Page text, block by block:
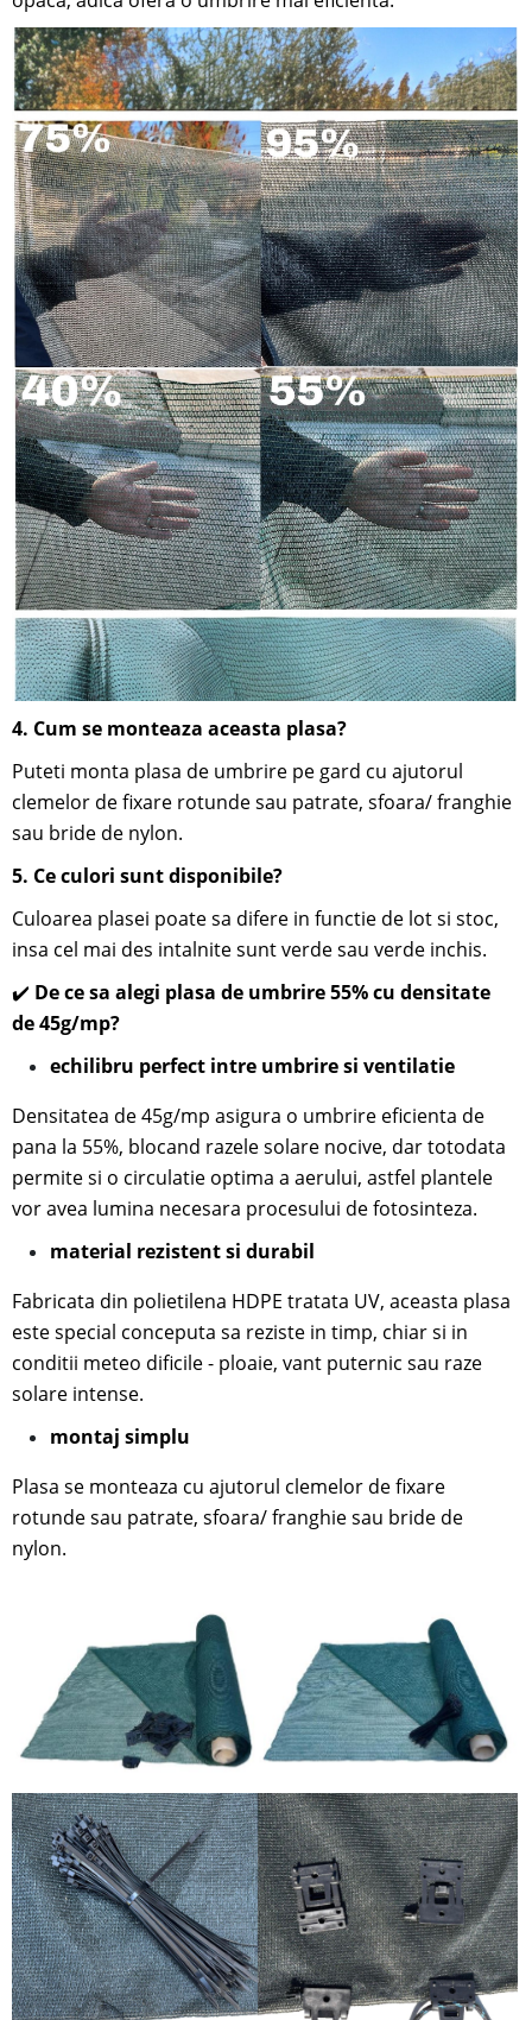
4. Cum se monteaza aceasta plasa?
Puteti monta plasa de umbrire pe gard cu ajutorul
clemelor de fixare rotunde sau patrate, sfoara/ franghie
sau bride de nylon.
5. Ce culori sunt disponibile?
Culoarea plasei poate sa difere in functie de lot si stoc,
insa cel mai des intalnite sunt verde sau verde inchis.
✔️ De ce sa alegi plasa de umbrire 55% cu densitate
de 45g/mp?
echilibru perfect intre umbrire si ventilatie
Densitatea de 45g/mp asigura o umbrire eficienta de
pana la 55%, blocand razele solare nocive, dar totodata
permite si o circulatie optima a aerului, astfel plantele
vor avea lumina necesara procesului de fotosinteza.
material rezistent si durabil
Fabricata din polietilena HDPE tratata UV, aceasta plasa
este special conceputa sa reziste in timp, chiar si in
conditii meteo dificile - ploaie, vant puternic sau raze
solare intense.
montaj simplu
Plasa se monteaza cu ajutorul clemelor de fixare
rotunde sau patrate, sfoara/ franghie sau bride de
nylon.